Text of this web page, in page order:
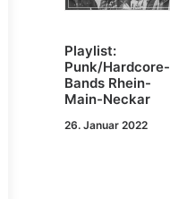
Playlist:
Punk/Hardcore-
Bands Rhein-
Main-Neckar
26. Januar 2022